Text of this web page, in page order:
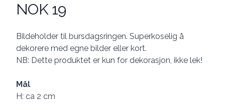
Produktdetaljer
NOK 19
Description
Bildeholder til bursdagsringen. Superkoselig å
dekorere med egne bilder eller kort.
NB: Dette produktet er kun for dekorasjon, ikke lek!
Mål
H: ca 2 cm